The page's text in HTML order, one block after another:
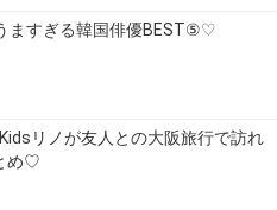
ますぎる韓国俳優BEST⑤♡
リノが友人との大阪旅行で訪れ
め♡